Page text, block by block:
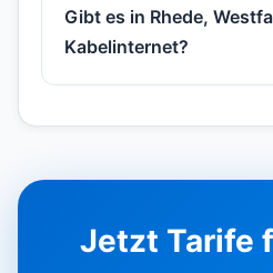
Gibt es in Rhede,
Kabelinternet?
Jetzt Tarife